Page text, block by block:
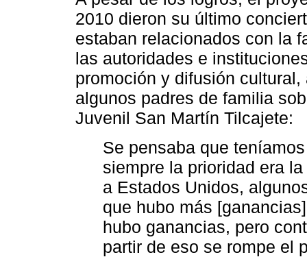
2010 dieron su último
estaban relacionados con la
las autoridades e
promoción y difusión
algunos padres de familia
Juvenil San Martín Tilcajete:
Se pensaba que
siempre la prioridad era
a Estados Unidos,
que hubo más
hubo ganancias, pero
partir de eso se rompe el